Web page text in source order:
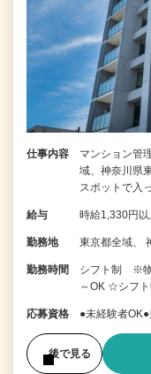
仕事内容
マンション管
域、神奈川県
スポットで入
給与 時給1,330円以
勤務地 東京都全域、
勤務時間
シフト制 ※物
～OK ☆シフ
応募資格 ●未経験者
後で見る